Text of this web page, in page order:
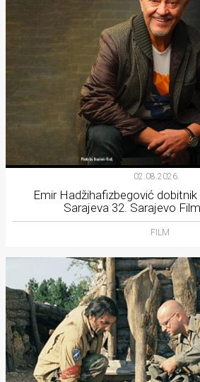
02.08.2026.
Emir Hadžihafizbegović
Sarajeva 32. Sarajevo
FILM